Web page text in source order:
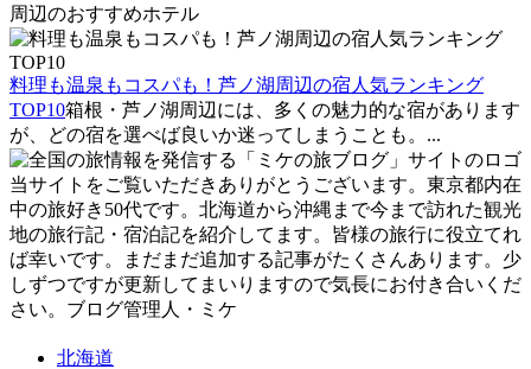
周辺のおすすめホテル
料理も温泉もコスパも！芦ノ湖周辺の宿人気ランキング
TOP10箱根・芦ノ湖周辺には、多くの魅力的な宿があります
が、どの宿を選べば良いか迷ってしまうことも。...
当サイトをご覧いただきありがとうございます。東京都内在
中の旅好き50代です。北海道から沖縄まで今まで訪れた観光
地の旅行記・宿泊記を紹介してます。皆様の旅行に役立てれ
ば幸いです。まだまだ追加する記事がたくさんあります。少
しずつですが更新してまいりますので気長にお付き合いくだ
さい。ブログ管理人・ミケ
北海道